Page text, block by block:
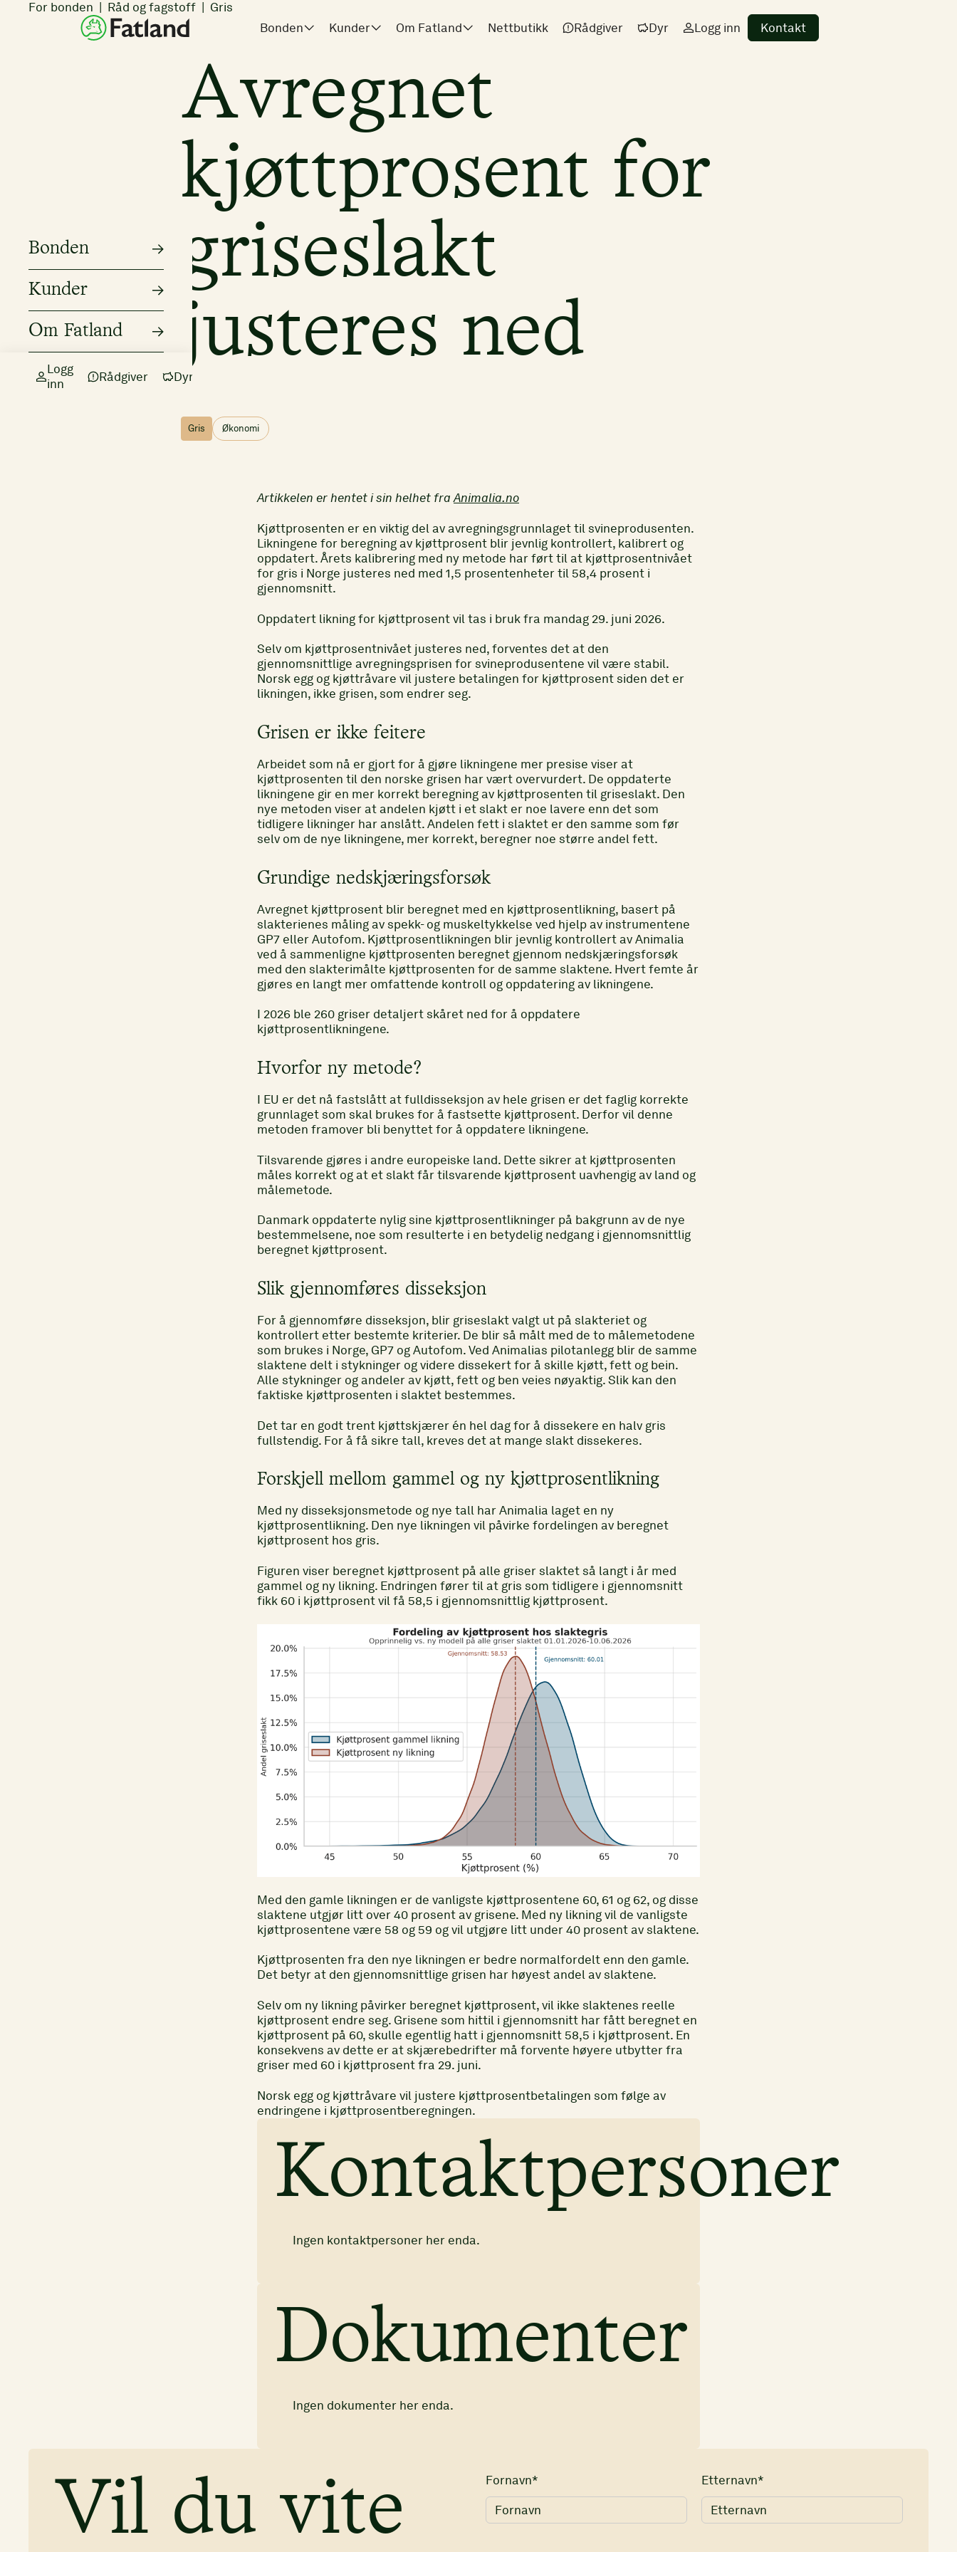
Bonden Kunder Om Fatland Nettbutikk Rådgiver Dyr Logg inn Kontakt
Bonden
Kunder
Om Fatland
Logg
inn
Rådgiver Dyr
For bonden Råd og fagstoff Gris
Avregnet
kjøttprosent for
griseslakt
justeres ned
Gris Økonomi
Artikkelen er hentet i sin helhet fraAnimalia.no
Kjøttprosenten er en viktig del av avregningsgrunnlaget til svineprodusenten.
Likningene for beregning av kjøttprosent blir jevnlig kontrollert, kalibrert og
oppdatert. Årets kalibrering med ny metode har ført til at kjøttprosentnivået
for gris i Norge justeres ned med 1,5 prosentenheter til 58,4 prosent i
gjennomsnitt.
Oppdatert likning for kjøttprosent vil tas i bruk fra mandag 29. juni 2026.
Selv om kjøttprosentnivået justeres ned, forventes det at den
gjennomsnittlige avregningsprisen for svineprodusentene vil være stabil.
Norsk egg og kjøttråvare vil justere betalingen for kjøttprosent siden det er
likningen, ikke grisen, som endrer seg.
Grisen er ikke feitere
Arbeidet som nå er gjort for å gjøre likningene mer presise viser at
kjøttprosenten til den norske grisen har vært overvurdert. De oppdaterte
likningene gir en mer korrekt beregning av kjøttprosenten til griseslakt. Den
nye metoden viser at andelen kjøtt i et slakt er noe lavere enn det som
tidligere likninger har anslått. Andelen fett i slaktet er den samme som før
selv om de nye likningene, mer korrekt, beregner noe større andel fett.
Grundige nedskjæringsforsøk
Avregnet kjøttprosent blir beregnet med en kjøttprosentlikning, basert på
slakterienes måling av spekk- og muskeltykkelse ved hjelp av instrumentene
GP7 eller Autofom. Kjøttprosentlikningen blir jevnlig kontrollert av Animalia
ved å sammenligne kjøttprosenten beregnet gjennom nedskjæringsforsøk
med den slakterimålte kjøttprosenten for de samme slaktene. Hvert femte år
gjøres en langt mer omfattende kontroll og oppdatering av likningene.
I 2026 ble 260 griser detaljert skåret ned for å oppdatere
kjøttprosentlikningene.
Hvorfor ny metode?
I EU er det nå fastslått at fulldisseksjon av hele grisen er det faglig korrekte
grunnlaget som skal brukes for å fastsette kjøttprosent. Derfor vil denne
metoden framover bli benyttet for å oppdatere likningene.
Tilsvarende gjøres i andre europeiske land. Dette sikrer at kjøttprosenten
måles korrekt og at et slakt får tilsvarende kjøttprosent uavhengig av land og
målemetode.
Danmark oppdaterte nylig sine kjøttprosentlikninger på bakgrunn av de nye
bestemmelsene, noe som resulterte i en betydelig nedgang i gjennomsnittlig
beregnet kjøttprosent.
Slik gjennomføres disseksjon
For å gjennomføre disseksjon, blir griseslakt valgt ut på slakteriet og
kontrollert etter bestemte kriterier. De blir så målt med de to målemetodene
som brukes i Norge, GP7 og Autofom. Ved Animalias pilotanlegg blir de samme
slaktene delt i stykninger og videre dissekert for å skille kjøtt, fett og bein.
Alle stykninger og andeler av kjøtt, fett og ben veies nøyaktig. Slik kan den
faktiske kjøttprosenten i slaktet bestemmes.
Det tar en godt trent kjøttskjærer én hel dag for å dissekere en halv gris
fullstendig. For å få sikre tall, kreves det at mange slakt dissekeres.
Forskjell mellom gammel og ny kjøttprosentlikning
Med ny disseksjonsmetode og nye tall har Animalia laget en ny
kjøttprosentlikning. Den nye likningen vil påvirke fordelingen av beregnet
kjøttprosent hos gris.
Figuren viser beregnet kjøttprosent på alle griser slaktet så langt i år med
gammel og ny likning. Endringen fører til at gris som tidligere i gjennomsnitt
fikk 60 i kjøttprosent vil få 58,5 i gjennomsnittlig kjøttprosent.
Med den gamle likningen er de vanligste kjøttprosentene 60, 61 og 62, og disse
slaktene utgjør litt over 40 prosent av grisene. Med ny likning vil de vanligste
kjøttprosentene være 58 og 59 og vil utgjøre litt under 40 prosent av slaktene.
Kjøttprosenten fra den nye likningen er bedre normalfordelt enn den gamle.
Det betyr at den gjennomsnittlige grisen har høyest andel av slaktene.
Selv om ny likning påvirker beregnet kjøttprosent, vil ikke slaktenes reelle
kjøttprosent endre seg. Grisene som hittil i gjennomsnitt har fått beregnet en
kjøttprosent på 60, skulle egentlig hatt i gjennomsnitt 58,5 i kjøttprosent. En
konsekvens av dette er at skjærebedrifter må forvente høyere utbytter fra
griser med 60 i kjøttprosent fra 29. juni.
Norsk egg og kjøttråvare vil justere kjøttprosentbetalingen som følge av
endringene i kjøttprosentberegningen.
Kontaktpersoner
Ingen kontaktpersoner her enda.
Dokumenter
Ingen dokumenter her enda.
Vil du vite Fornavn* Etternavn*